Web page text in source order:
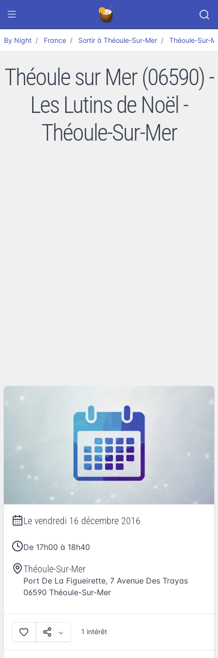
By Night France Sortir à Théoule-Sur-Mer Théoule-Sur-
Théoule sur Mer (06590) -
Les Lutins de Noël -
Théoule-Sur-Mer
Le vendredi 16 décembre 2016
De 17h00 à 18h40
Théoule-Sur-Mer
Port De La Figueirette, 7 Avenue Des Trayas
06590 Théoule-Sur-Mer
1 intérêt